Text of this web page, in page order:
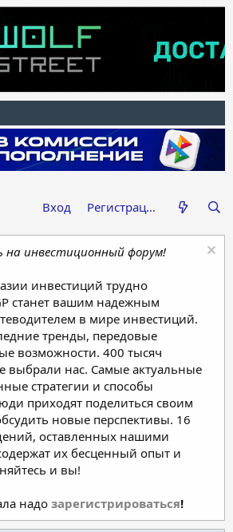
Вход Регистрация
на инвестиционный форум!
инвестиций трудно
станет вашим надежным
в мире инвестиций.
тренды, передовые
возможности. 400 тысяч
выбрали нас. Самые актуальные
стратегии и способы
приходят поделиться своим
новые перспективы. 16
оставленных нашими
их бесценный опыт и
и вы!
надо зарегистрироваться!